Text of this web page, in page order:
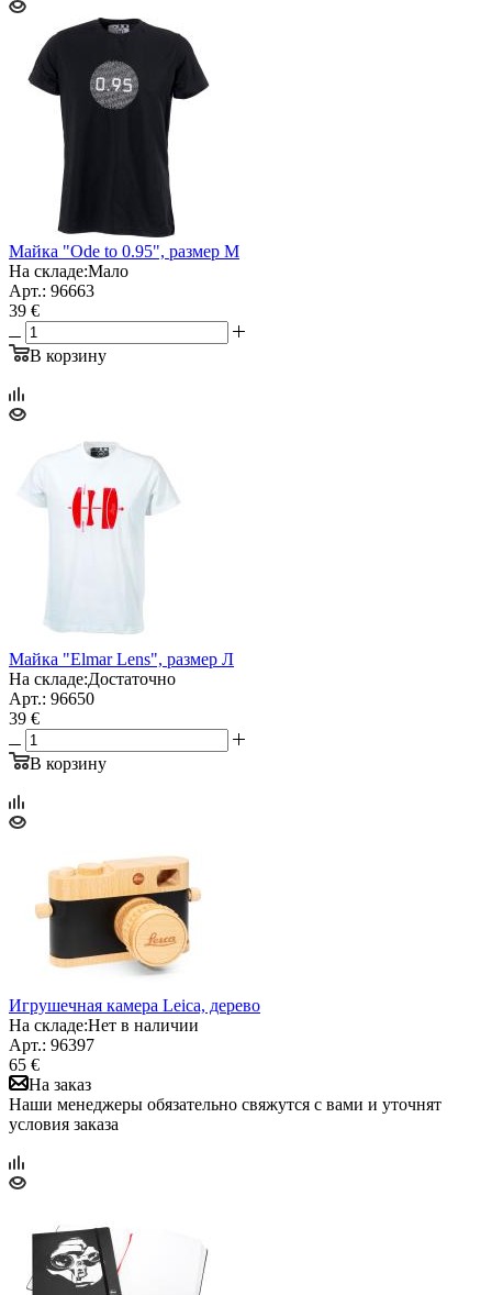
Майка "Ode to 0.95", размер M
На складе:Мало
Арт.: 96663
39 €
В корзину
Майка "Elmar Lens", размер Л
На складе:Достаточно
Арт.: 96650
39 €
В корзину
Игрушечная камера Leica, дерево
На складе:Нет в наличии
Арт.: 96397
65 €
На заказ
Наши менеджеры обязательно свяжутся с вами и уточнят
условия заказа